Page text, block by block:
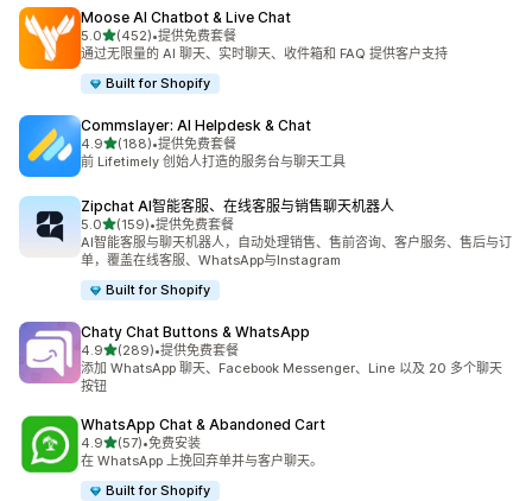
Moose AI Chatbot & Live Chat
5.0星（满分 5 星）
(452)
总共 452 条评论
•提供免费套餐
通过无限量的 AI 聊天、实时聊天、收件箱和 FAQ 提供客户支持
Built for Shopify
Commslayer: AI Helpdesk & Chat
4.9星（满分 5 星）
(188)
总共 188 条评论
•提供免费套餐
前 Lifetimely 创始人打造的服务台与聊天工具
Zipchat AI智能客服、在线客服与销售聊天机器人
5.0星（满分 5 星）
(159)
总共 159 条评论
•提供免费套餐
AI智能客服与聊天机器人，自动处理销售、售前咨询、客户服务、售后与订
单，覆盖在线客服、WhatsApp与Instagram
Built for Shopify
Chaty Chat Buttons & WhatsApp
4.9星（满分 5 星）
(289)
总共 289 条评论
•提供免费套餐
添加 WhatsApp 聊天、Facebook Messenger、Line 以及 20 多个聊天
按钮
WhatsApp Chat & Abandoned Cart
4.9星（满分 5 星）
(57)
总共 57 条评论
•免费安装
在 WhatsApp 上挽回弃单并与客户聊天。
Built for Shopify